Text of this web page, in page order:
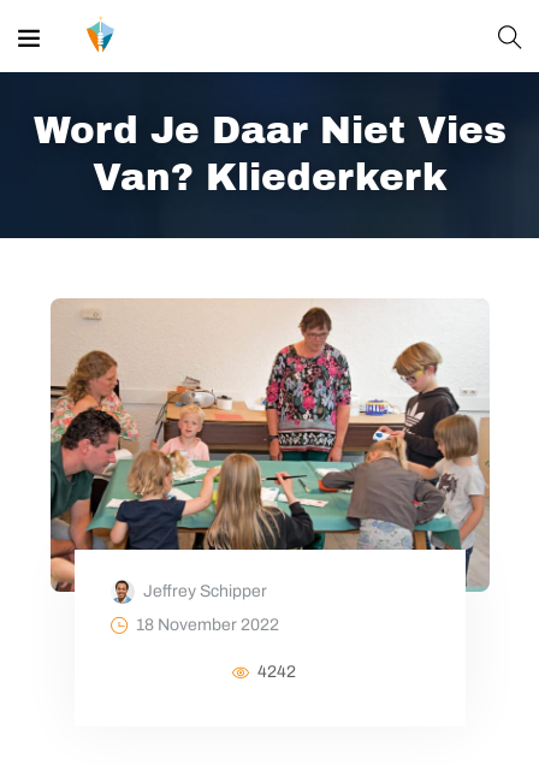
Word Je Daar Niet Vies
Van? Kliederkerk
Jeffrey Schipper
18 November 2022
4242